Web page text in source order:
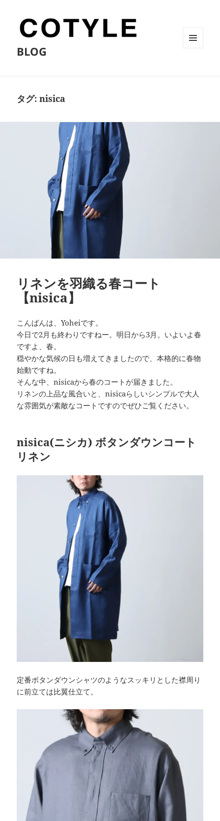
BLOG
タグ:nisica
リネンを羽織る春コート
【nisica】
こんばんは、Yoheiです。
今日で2月も終わりですねー。明日から3月。いよいよ春
ですよ、春。
穏やかな気候の日も増えてきましたので、本格的に春物
始動ですね。
そんな中、nisicaから春のコートが届きました。
リネンの上品な風合いと、nisicaらしいシンプルで大人
な雰囲気が素敵なコートですのでぜひご覧ください。
nisica(ニシカ) ボタンダウンコート
リネン
定番ボタンダウンシャツのようなスッキリとした襟周り
に前立ては比翼仕立て。